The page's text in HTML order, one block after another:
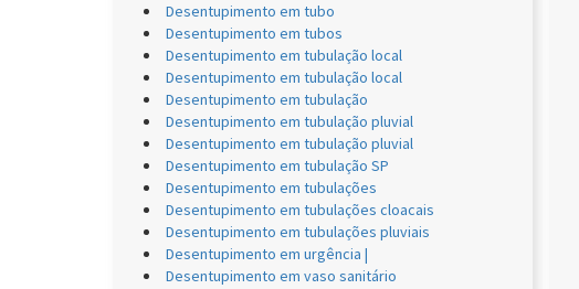
Desentupimento em tubo
Desentupimento em tubos
Desentupimento em tubulação local
Desentupimento em tubulação local
Desentupimento em tubulação
Desentupimento em tubulação pluvial
Desentupimento em tubulação pluvial
Desentupimento em tubulação SP
Desentupimento em tubulações
Desentupimento em tubulações cloacais
Desentupimento em tubulações pluviais
Desentupimento em urgência |
Desentupimento em vaso sanitário